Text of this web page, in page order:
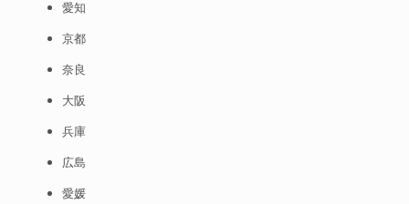
愛知
京都
奈良
大阪
兵庫
広島
愛媛